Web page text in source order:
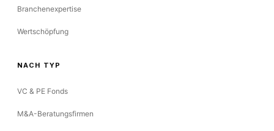
Branchenexpertise
Wertschöpfung
NACH TYP
VC & PE Fonds
M&A-Beratungsfirmen